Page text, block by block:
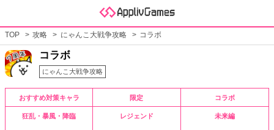
TOP 攻略 にゃんこ大戦争攻略 コラボ
コラボ
にゃんこ大戦争攻略
おすすめ対策キャラ 限定 コラボ
狂乱・暴風・降臨 レジェンド 未来編